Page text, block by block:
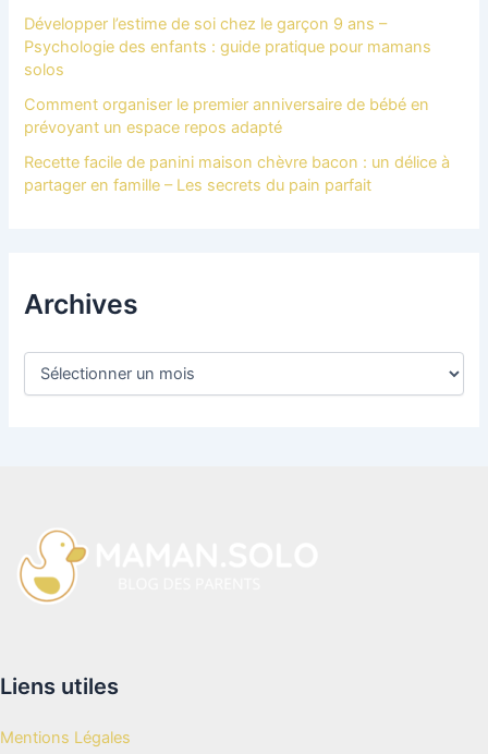
Développer l’estime de soi chez le garçon 9 ans –
Psychologie des enfants : guide pratique pour mamans
solos
Comment organiser le premier anniversaire de bébé en
prévoyant un espace repos adapté
Recette facile de panini maison chèvre bacon : un délice à
partager en famille – Les secrets du pain parfait
Archives
A
Liens utiles
Mentions Légales